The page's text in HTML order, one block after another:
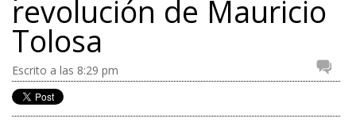
revolución de Mauricio
Tolosa
Escrito a las 8:29 pm